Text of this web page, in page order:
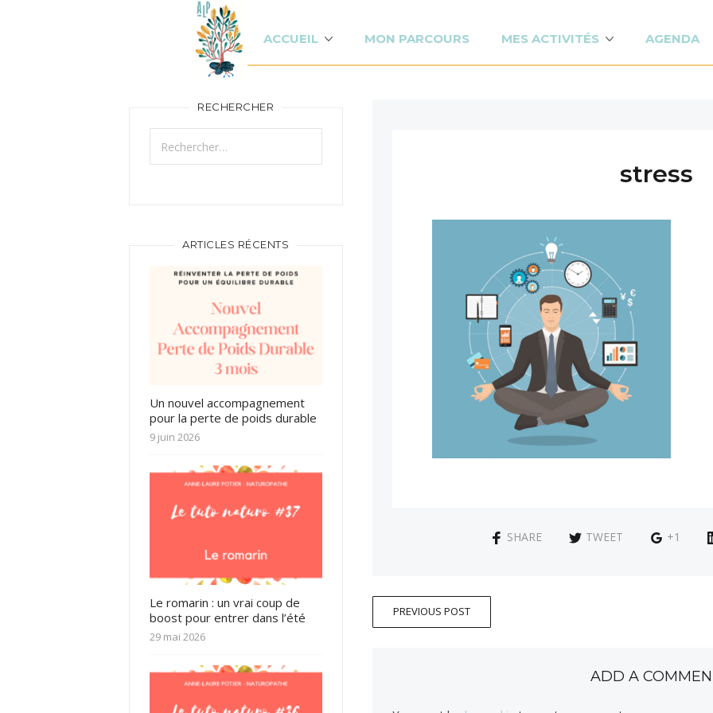
ACCUEIL MON PARCOURS MES ACTIVITÉS AGENDA
stress
SHARE TWEET +1
PREVIOUS POST
ADD A
RECHERCHER
Rechercher :
ARTICLES RÉCENTS
Un nouvel accompagnement
pour la perte de poids durable
9 juin 2026
Le romarin : un vrai coup de
boost pour entrer dans l’été
29 mai 2026